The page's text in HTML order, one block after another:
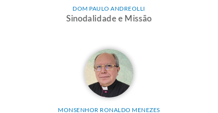
DOM PAULO ANDREOLLI
Sinodalidade e Missão
MONSENHOR RONALDO MENEZES